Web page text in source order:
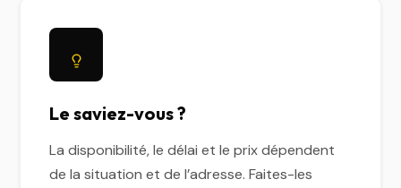
Le saviez-vous ?
La disponibilité, le délai et le prix dépendent
de la situation et de l’adresse. Faites-les